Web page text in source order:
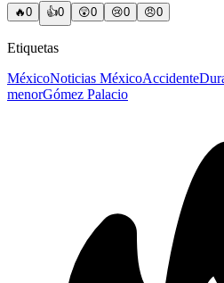
🔥0 👍0 😲0 😢0 😠0
Etiquetas
MéxicoNoticias MéxicoAccidente
menorGómez Palacio